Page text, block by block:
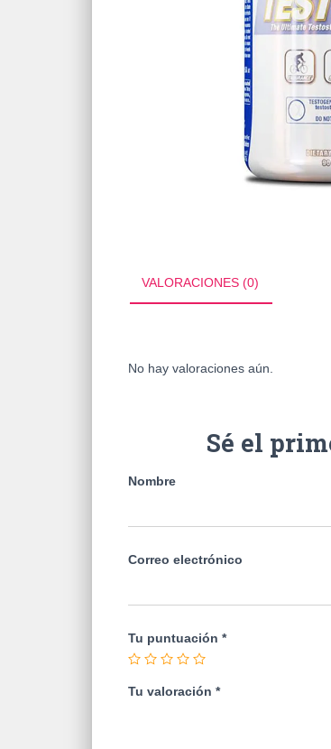
VALORACIONES (0)
No hay valoraciones aún.
Sé el
Nombre
Correo electrónico
Tu puntuación *
Tu valoración *